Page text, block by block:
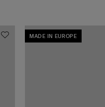
MADE IN EUROPE